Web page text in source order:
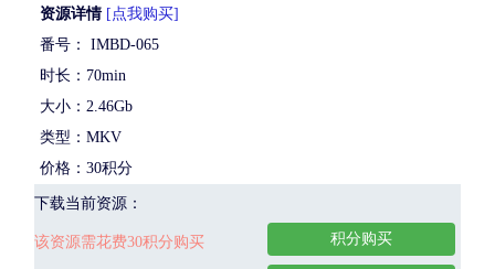
资源详情 [点我购买]
番号： IMBD-065
时长：70min
大小：2.46Gb
类型：MKV
价格：30积分
下载当前资源：
该资源需花费30积分购买 积分购买